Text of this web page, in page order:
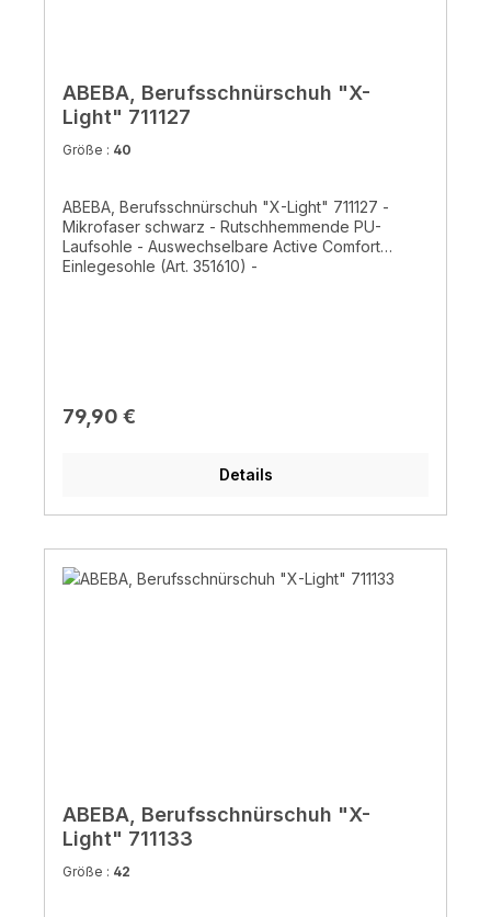
ABEBA, Berufsschnürschuh "X-
Light" 711127
Größe : 40
ABEBA, Berufsschnürschuh "X-Light" 711127 -
Mikrofaser schwarz - Rutschhemmende PU-
Laufsohle - Auswechselbare Active Comfort
Einlegesohle (Art. 351610) -
Regulärer Preis:
79,90 €
Details
ABEBA, Berufsschnürschuh "X-
Light" 711133
Größe : 42